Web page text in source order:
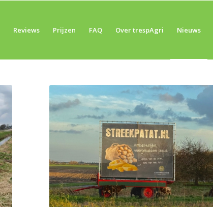
Reviews Prijzen FAQ Over trespAgri Nieuws